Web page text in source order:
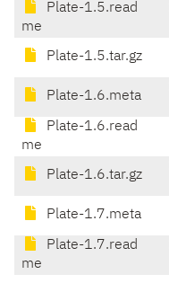
Plate-1.5.read
me
Plate-1.5.tar.gz
Plate-1.6.meta
Plate-1.6.read
me
Plate-1.6.tar.gz
Plate-1.7.meta
Plate-1.7.read
me